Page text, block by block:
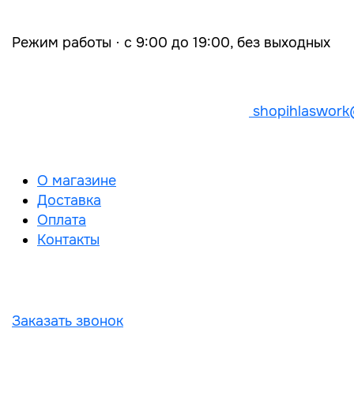
Режим работы · с 9:00 до 19:00, без выходных
О магазине
Доставка
Оплата
Контакты
Заказать звонок